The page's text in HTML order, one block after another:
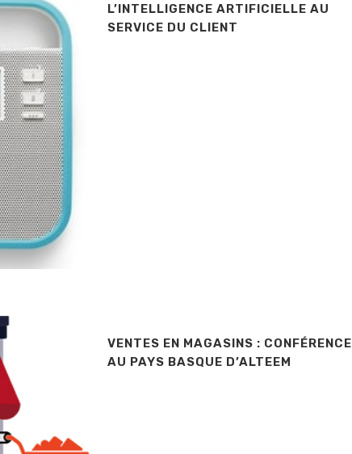
L’INTELLIGENCE ARTIFICIELLE AU
SERVICE DU CLIENT
VENTES EN MAGASINS : CONFÉRENCE
AU PAYS BASQUE D’ALTEEM